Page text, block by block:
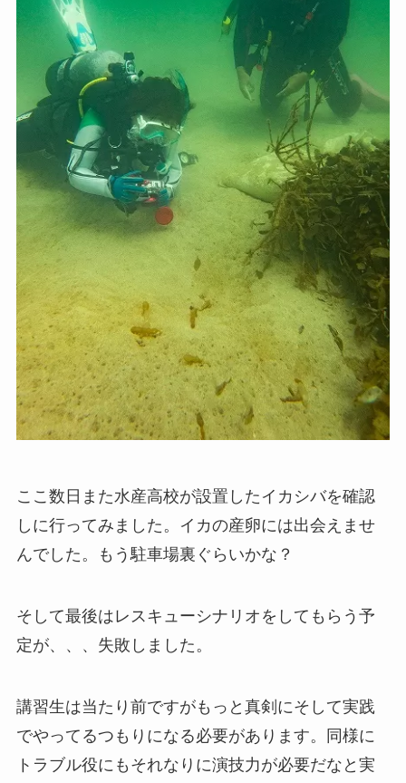
ここ数日また水産高校が設置したイカシバを確認
しに行ってみました。イカの産卵には出会えませ
んでした。もう駐車場裏ぐらいかな？
そして最後はレスキューシナリオをしてもらう予
定が、、、失敗しました。
講習生は当たり前ですがもっと真剣にそして実践
でやってるつもりになる必要があります。同様に
トラブル役にもそれなりに演技力が必要だなと実